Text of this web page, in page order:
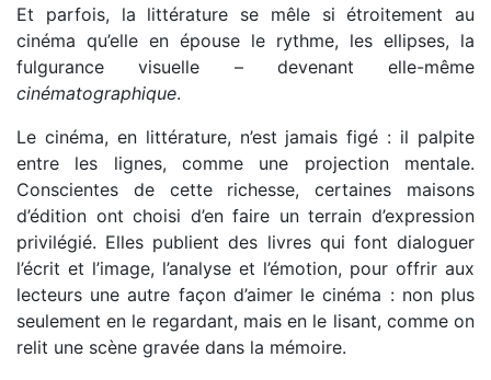
Et parfois, la littérature se mêle si étroitement au
cinéma qu’elle en épouse le rythme, les ellipses, la
fulgurance visuelle – devenant elle-même
cinématographique.
Le cinéma, en littérature, n’est jamais figé : il palpite
entre les lignes, comme une projection mentale.
Conscientes de cette richesse, certaines maisons
d’édition ont choisi d’en faire un terrain d’expression
privilégié. Elles publient des livres qui font dialoguer
l’écrit et l’image, l’analyse et l’émotion, pour offrir aux
lecteurs une autre façon d’aimer le cinéma : non plus
seulement en le regardant, mais en le lisant, comme on
relit une scène gravée dans la mémoire.